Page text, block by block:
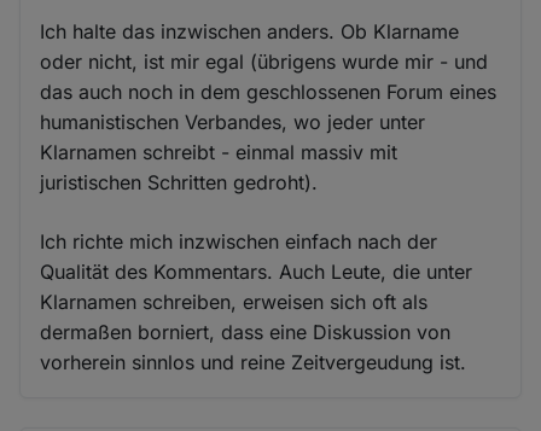
Ich halte das inzwischen anders. Ob Klarname
oder nicht, ist mir egal (übrigens wurde mir - und
das auch noch in dem geschlossenen Forum eines
humanistischen Verbandes, wo jeder unter
Klarnamen schreibt - einmal massiv mit
juristischen Schritten gedroht).
Ich richte mich inzwischen einfach nach der
Qualität des Kommentars. Auch Leute, die unter
Klarnamen schreiben, erweisen sich oft als
dermaßen borniert, dass eine Diskussion von
vorherein sinnlos und reine Zeitvergeudung ist.